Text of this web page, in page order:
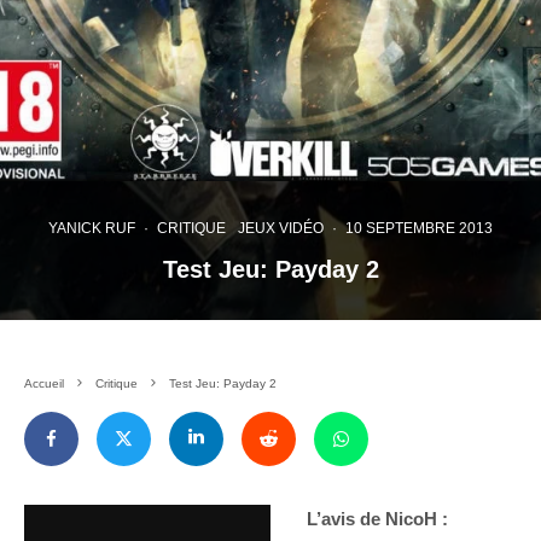
YANICK RUF · CRITIQUE JEUX VIDÉO · 10 SEPTEMBRE 2013
Test Jeu: Payday 2
Accueil Critique Test Jeu: Payday 2
L’avis de NicoH :